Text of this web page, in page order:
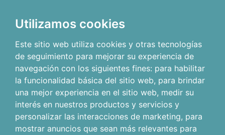
Utilizamos cookies
Este sitio web utiliza cookies y otras tecnologías
de seguimiento para mejorar su experiencia de
navegación con los siguientes fines: para habilitar
la funcionalidad básica del sitio web, para brindar
una mejor experiencia en el sitio web, medir su
interés en nuestros productos y servicios y
personalizar las interacciones de marketing, para
mostrar anuncios que sean más relevantes para